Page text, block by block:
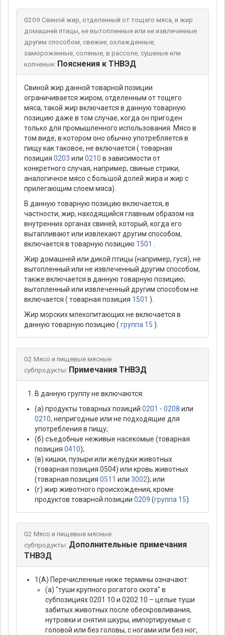
0209 Свиной жир, отделенный от тощего мяса, и жир
домашней птицы, не вытопленные или не извлеченные
другим способом, свежие, охлажденные,
замороженные, соленые, в рассоле, сушеные или
копченые: Пояснения к ТНВЭД
Свиной жир данной товарной позиции
ограничивается жиром, отделенным от тощего
мяса; такой жир включается в данную товарную
позицию даже в том случае, когда он пригоден
только для промышленного использования. Мясо в
том виде, в котором оно обычно употребляется в
пищу как таковое, не включается ( товарная
позиция 0203 или 0210 в зависимости от
конкретного случая, например, свиные стрики,
аналогичное мясо с большой долей жира и жир с
прилегающим слоем мяса).
В данную товарную позицию включается, в
частности, жир, находящийся главным образом на
внутренних органах свиней, который, когда его
вытапливают или извлекают другим способом,
включается в товарную позицию 1501
Жир домашней или дикой птицы (например, гуся), не
вытопленный или не извлеченный другим способом,
также включается в данную товарную позицию;
вытопленный или извлеченный другим способом не
включается ( товарная позиция 1501 ).
Жир морских млекопитающих не включается в
данную товарную позицию ( группа 15 ).
02 Мясо и пищевые мясные
субпродукты: Примечания ТНВЭД
В данную группу не включаются:
(а) продукты товарных позиций 0201 - 0208 или
0210, непригодные или не подходящие для
употребления в пищу;
(б) съедобные неживые насекомые (товарная
позиция 0410);
(в) кишки, пузыри или желудки животных
(товарная позиция 0504) или кровь животных
(товарная позиция 0511 или 3002); или
(г) жир животного происхождения, кроме
продуктов товарной позиции 0209 (группа 15).
02 Мясо и пищевые мясные
субпродукты: Дополнительные примечания
ТНВЭД
1(А) Перечисленные ниже термины означают:
(а) "туши крупного рогатого скота" в
субпозициях 0201 10 и 0202 10 – целые туши
забитых животных после обескровливания,
нутровки и снятия шкуры, импортируемые с
головой или без головы, с ногами или без ног,